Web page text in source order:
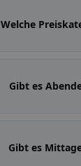
Welche
Gibt es
Gibt es